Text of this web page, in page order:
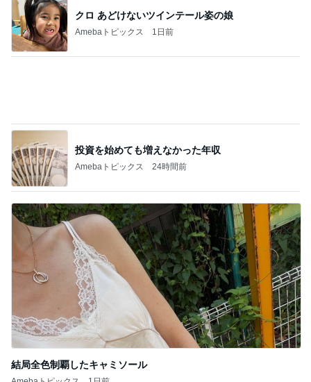
投資を始めても増えなかった年収
Amebaトピックス 24時間前
結局全色制覇したキャミソール
Amebaトピックス 1日前
記事を読む
思い通りにならず不穏になった義母
Amebaトピックス 1日前